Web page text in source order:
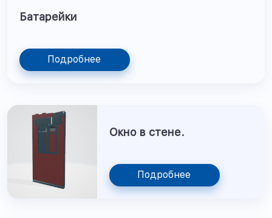
Батарейки
Подробнее
Окно в стене.
Подробнее